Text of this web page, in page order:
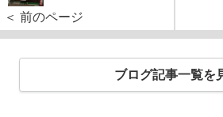
＜ 前のページ
ブログ記事一覧を